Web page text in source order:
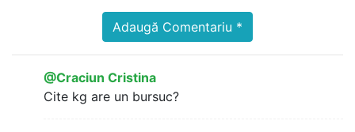
Adaugă Comentariu *
@Craciun Cristina
Cite kg are un bursuc?